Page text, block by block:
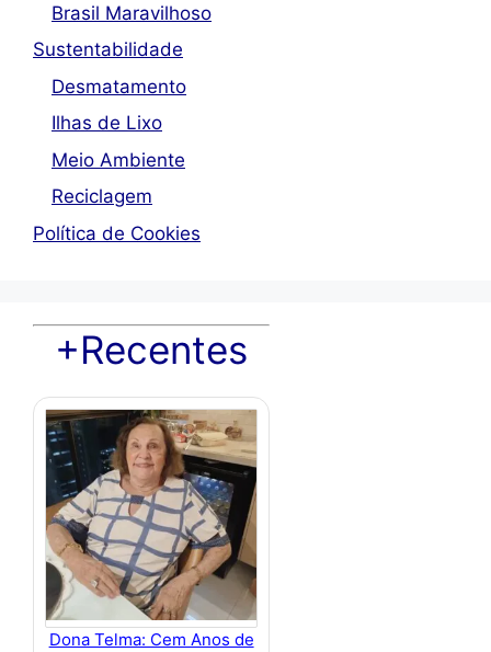
Brasil Maravilhoso
Sustentabilidade
Desmatamento
Ilhas de Lixo
Meio Ambiente
Reciclagem
Política de Cookies
+Recentes
Dona Telma: Cem Anos de